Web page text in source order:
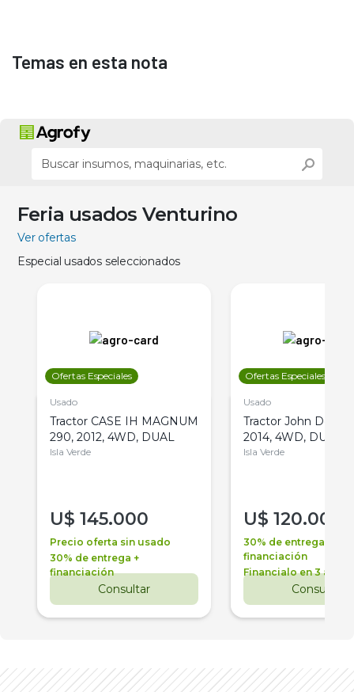
Temas en esta nota
Feria usados Venturino
Ver ofertas
Especial usados seleccionados
Ofertas Especiales
Usado
Tractor CASE IH MAGNUM
290, 2012, 4WD, DUAL
Isla Verde
U$ 145.000
Precio oferta sin usado
30% de entrega +
financiación
Consultar
Ofertas Especiales
Usado
Tractor John Deere
2014, 4WD, DUAL
Isla Verde
U$ 120.000
30% de entrega +
financiación
Financialo en 3 años
Consultar